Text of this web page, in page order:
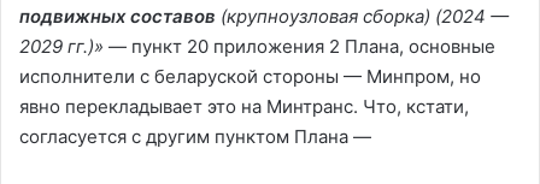
подвижных составов (крупноузловая сборка) (2024 —
2029 гг.)» — пункт 20 приложения 2 Плана, основные
исполнители с беларуской стороны — Минпром, но
явно перекладывает это на Минтранс. Что, кстати,
согласуется с другим пунктом Плана —